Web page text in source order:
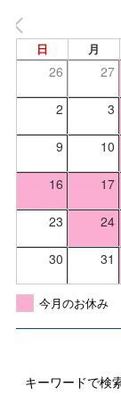
日 月
26 27
2 3
9 10
16 17
23 24
30 31
今月のお休み